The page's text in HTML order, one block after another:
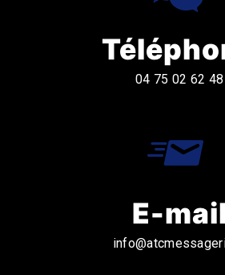
04 75 02 62 48
E-mail